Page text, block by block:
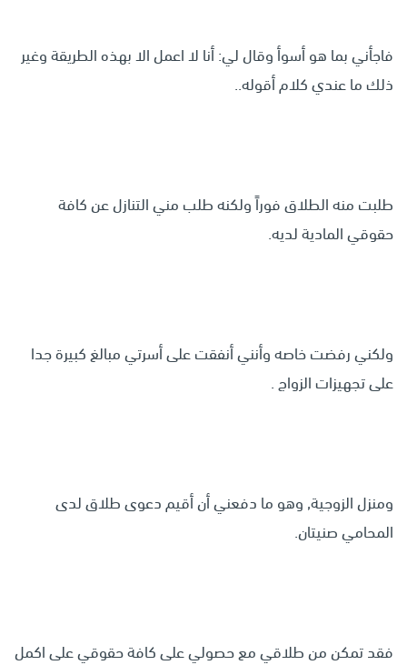
فاجأني بما هو أسوأ وقال لي: أنا لا اعمل الا بهذه الطريقة وغير
ذلك ما عندي كلام أقوله..
طلبت منه الطلاق فوراً ولكنه طلب مني التنازل عن كافة
حقوقي المادية لديه.
ولكني رفضت خاصه وأنني أنفقت على أسرتي مبالغ كبيرة جدا
على تجهيزات الزواج .
ومنزل الزوجية, وهو ما دفعني أن أقيم دعوى طلاق لدى
المحامي صنيتان.
فقد تمكن من طلاقي مع حصولي على كافة حقوقي على اكمل